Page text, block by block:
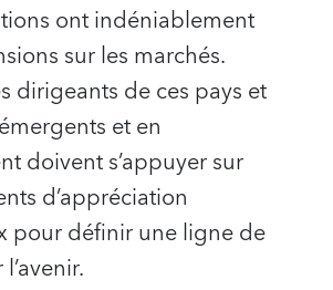
ont indéniablement
sur les marchés.
dirigeants de ces pays et
et en
doivent s’appuyer sur
d’appréciation
pour définir une ligne de